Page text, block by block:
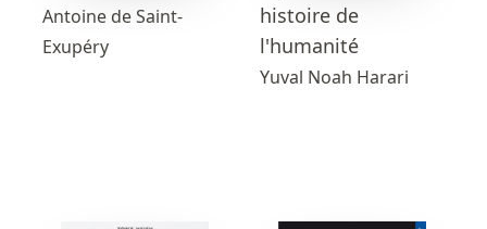
Antoine de Saint-
Exupéry
histoire de
l'humanité
Yuval Noah Harari